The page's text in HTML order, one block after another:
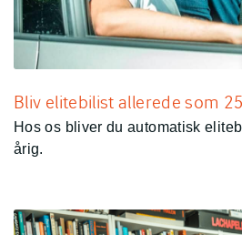
Bliv elitebilist allerede som
Hos os bliver du automatisk
årig.